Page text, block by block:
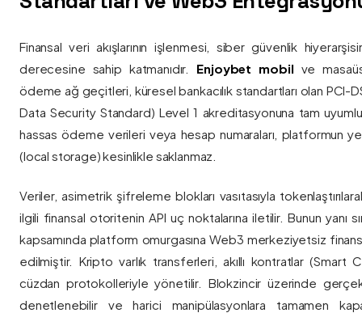
Finansal veri akışlarının işlenmesi, siber güvenlik
derecesine sahip katmanıdır. Enjoybet mobil ve
ödeme ağ geçitleri, küresel bankacılık standartları olan PCI-
Data Security Standard) Level 1 akreditasyonuna tam
hassas ödeme verileri veya hesap numaraları, platformun
(local storage) kesinlikle saklanmaz.
Veriler, asimetrik şifreleme blokları vasıtasıyla
ilgili finansal otoritenin API uç noktalarına iletilir. Bunun yanı
kapsamında platform omurgasına Web3 merkeziyetsiz
edilmiştir. Kripto varlık transferleri, akıllı kontratlar (Smart
cüzdan protokolleriyle yönetilir. Blokzincir üzerinde
denetlenebilir ve harici manipülasyonlara tamamen